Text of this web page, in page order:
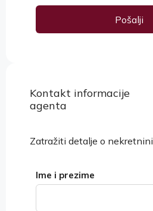
Pošalji
Kontakt informacije
agenta
Zatražiti detalje o nekretnini
Ime i prezime